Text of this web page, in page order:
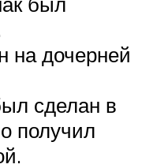
на дочерней
сделан в
получил